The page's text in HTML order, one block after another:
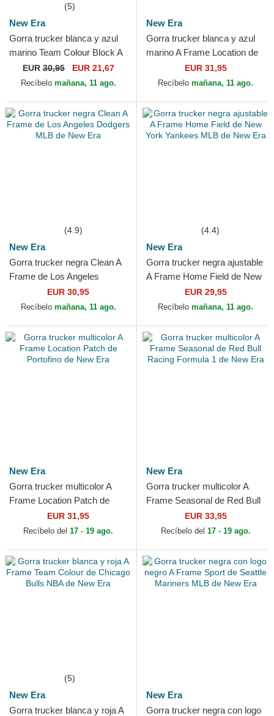
(5)
New Era
Gorra trucker blanca y azul
marino Team Colour Block A
Frame de New York Yankees
MLB de New Era
EUR30,95 EUR 21,67
Recíbelo mañana, 11 ago.
New Era
Gorra trucker blanca y azul
marino A Frame Location de
Los Angeles Ciudades y
Playas California...
EUR 31,95
Recíbelo mañana, 11 ago.
(4.9)
New Era
Gorra trucker negra Clean A
Frame de Los Angeles
Dodgers MLB de New Era
EUR 30,95
Recíbelo mañana, 11 ago.
(4.4)
New Era
Gorra trucker negra ajustable
A Frame Home Field de New
York Yankees MLB de New
Era
EUR 29,95
Recíbelo mañana, 11 ago.
New Era
Gorra trucker multicolor A
Frame Location Patch de
Portofino de New Era
EUR 31,95
Recíbelo del 17 - 19 ago.
New Era
Gorra trucker multicolor A
Frame Seasonal de Red Bull
Racing Formula 1 de New
EUR 33,95
Recíbelo del 17 - 19 ago.
(5)
New Era
Gorra trucker blanca y roja A
New Era
Gorra trucker negra con logo